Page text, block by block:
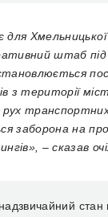
для
штаб під
з території
транспортних
заборона на
– сказав
стан